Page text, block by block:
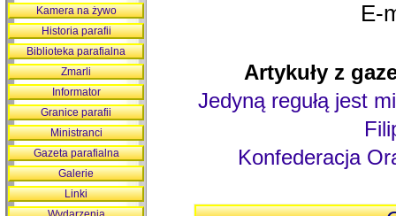
E-
Artykuły z
Jedyną regułą jest
Konfederacja
Kamera na żywo
Historia parafii
Biblioteka parafialna
Zmarli
Informator
Granice parafii
Ministranci
Gazeta parafialna
Galerie
Linki